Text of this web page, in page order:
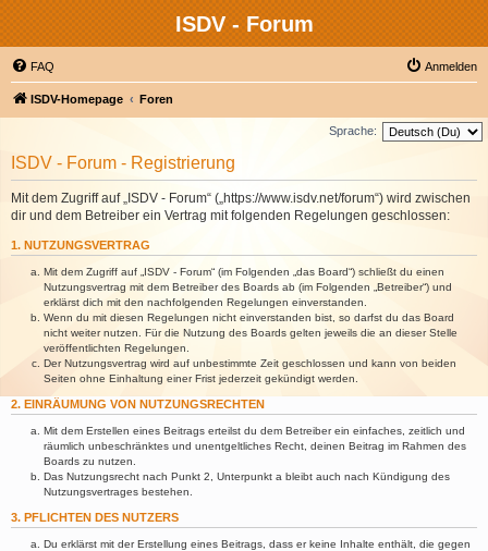
ISDV - Forum
FAQ Anmelden
ISDV-Homepage Foren
Sprache:
ISDV - Forum - Registrierung
Mit dem Zugriff auf „ISDV - Forum“ („https://www.isdv.net/forum“) wird zwischen
dir und dem Betreiber ein Vertrag mit folgenden Regelungen geschlossen:
1. NUTZUNGSVERTRAG
Mit dem Zugriff auf „ISDV - Forum“ (im Folgenden „das Board“) schließt du einen
Nutzungsvertrag mit dem Betreiber des Boards ab (im Folgenden „Betreiber“) und
erklärst dich mit den nachfolgenden Regelungen einverstanden.
Wenn du mit diesen Regelungen nicht einverstanden bist, so darfst du das Board
nicht weiter nutzen. Für die Nutzung des Boards gelten jeweils die an dieser Stelle
veröffentlichten Regelungen.
Der Nutzungsvertrag wird auf unbestimmte Zeit geschlossen und kann von beiden
Seiten ohne Einhaltung einer Frist jederzeit gekündigt werden.
2. EINRÄUMUNG VON NUTZUNGSRECHTEN
Mit dem Erstellen eines Beitrags erteilst du dem Betreiber ein einfaches, zeitlich und
räumlich unbeschränktes und unentgeltliches Recht, deinen Beitrag im Rahmen des
Boards zu nutzen.
Das Nutzungsrecht nach Punkt 2, Unterpunkt a bleibt auch nach Kündigung des
Nutzungsvertrages bestehen.
3. PFLICHTEN DES NUTZERS
Du erklärst mit der Erstellung eines Beitrags, dass er keine Inhalte enthält, die gegen